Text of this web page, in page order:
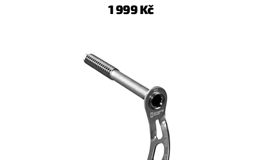
1 999 Kč